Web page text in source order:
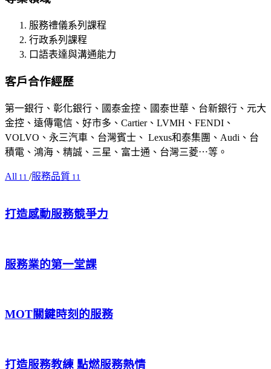
服務禮儀系列課程
行政系列課程
口語表達與溝通能力​
客戶合作經歷
第一銀行、彰化銀行、國泰金控、國泰世華、台新銀行、​元大
金控、遠傳電信、好市多、Cartier、LVMH、FENDI、
VOLVO、​永三汽車、台灣賓士、 Lexus和泰集團、Audi、台
積電、鴻海、精誠、​三星、富士通、台灣三菱⋯等。
All 11 /服務品質 11
打造感動服務競爭力
服務業的第一堂課
MOT關鍵時刻的服務
打造服務教練 點燃服務熱情